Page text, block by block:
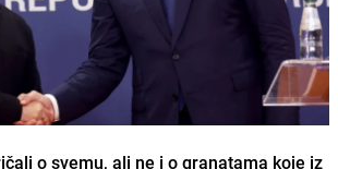
o svemu, ali ne i o granatama koje iz